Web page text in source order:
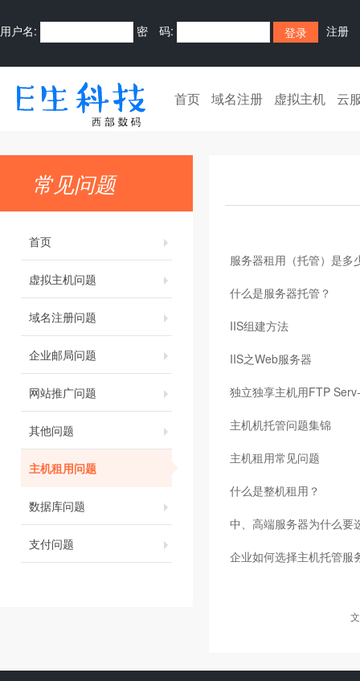
用户名: 密 码: 注册
首页 域名注册 虚拟主机 云
常见问题
首页
虚拟主机问题
域名注册问题
企业邮局问题
网站推广问题
其他问题
主机租用问题
数据库问题
支付问题
服务器租用（托管）是多
什么是服务器托管？
IIS组建方法
IIS之Web服务器
独立独享主机用FTP
主机机托管问题集锦
主机租用常见问题
什么是整机租用？
中、高端服务器为什么要
企业如何选择主机托管服